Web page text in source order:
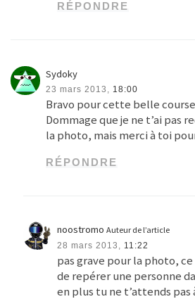
RÉPONDRE
Sydoky
23 mars 2013, 18:00
Bravo pour cette belle
Dommage que je ne t’ai pas
la photo, mais merci à toi
RÉPONDRE
noostromo Auteur de l’article
28 mars 2013, 11:22
pas grave pour la photo, ce
de repérer une personne
en plus tu ne t’attends pas